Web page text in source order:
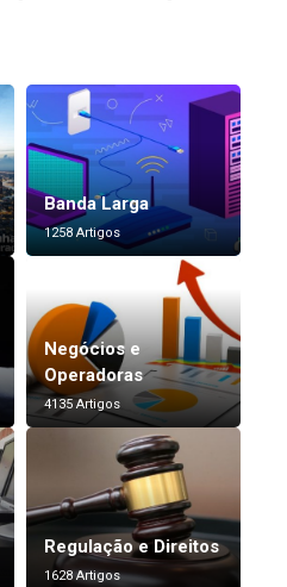
Banda Larga
1258 Artigos
Negócios e
Operadoras
4135 Artigos
Regulação e Direitos
1628 Artigos